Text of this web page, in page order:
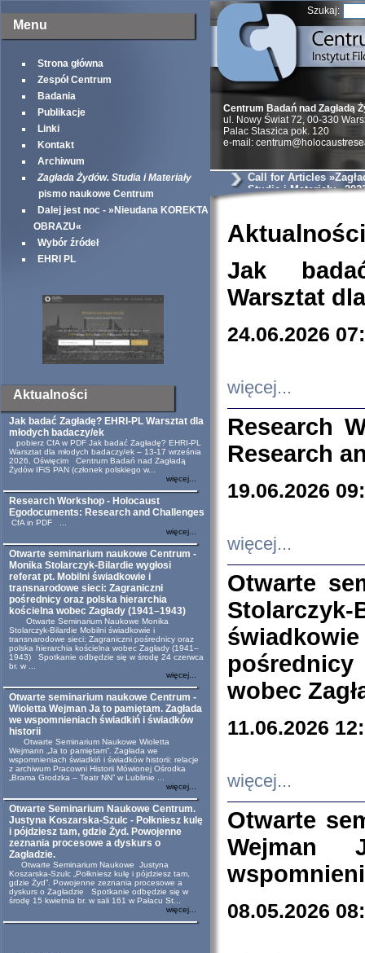
Menu
Strona główna
Zespół Centrum
Badania
Publikacje
Linki
Kontakt
Archiwum
Zagłada Żydów. Studia i Materiały
pismo naukowe Centrum
Dalej jest noc - »Nieudana KOREKTA
OBRAZU«
Wybór źródeł
EHRI PL
Aktualności
Jak badać Zagładę? EHRI-PL Warsztat dla
młodych badaczy/ek
pobierz CfA w PDF Jak badać Zagładę? EHRI-PL
Warsztat dla młodych badaczy/ek – 13-17 września
2026, Oświęcim Centrum Badań nad Zagładą
Żydów IFiS PAN (członek polskiego w...
więcej...
Research Workshop - Holocaust
Egodocuments: Research and Challenges
CfA in PDF ...
więcej...
Otwarte seminarium naukowe Centrum -
Monika Stolarczyk-Bilardie wygłosi
referat pt. Mobilni świadkowie i
transnarodowe sieci: Zagraniczni
pośrednicy oraz polska hierarchia
kościelna wobec Zagłady (1941–1943)
Otwarte Seminarium Naukowe Monika
Stolarczyk-Bilardie Mobilni świadkowie i
transnarodowe sieci: Zagraniczni pośrednicy oraz
polska hierarchia kościelna wobec Zagłady (1941–
1943) Spotkanie odbędzie się w środę 24 czerwca
br. w ...
więcej...
Otwarte seminarium naukowe Centrum -
Wioletta Wejman Ja to pamiętam. Zagłada
we wspomnieniach świadkiń i świadków
historii
Otwarte Seminarium Naukowe Wioletta
Wejmann „Ja to pamiętam”. Zagłada we
wspomnieniach świadkiń i świadków historii: relacje
z archiwum Pracowni Historii Mówionej Ośrodka
„Brama Grodzka – Teatr NN” w Lublinie ...
więcej...
Otwarte Seminarium Naukowe Centrum.
Justyna Koszarska-Szulc - Połkniesz kulę
i pójdziesz tam, gdzie Żyd. Powojenne
zeznania procesowe a dyskurs o
Zagładzie.
Otwarte Seminarium Naukowe Justyna
Koszarska-Szulc „Połkniesz kulę i pójdziesz tam,
gdzie Żyd”. Powojenne zeznania procesowe a
dyskurs o Zagładzie Spotkanie odbędzie się w
środę 15 kwietnia br. w sali 161 w Pałacu St...
więcej...
Szukaj:
Centrum Badań nad Zagładą
ul. Nowy Świat 72, 00-330
Palac Staszica pok. 120
e-mail:
Call for Articles
Studia i Materiały«
Aktualności
Jak
Warsztat
24.06.2026
więcej...
Research
Research
19.06.2026
więcej...
Otwarte
wobec
11.06.2026
więcej...
Otwarte
Wejman
08.05.2026